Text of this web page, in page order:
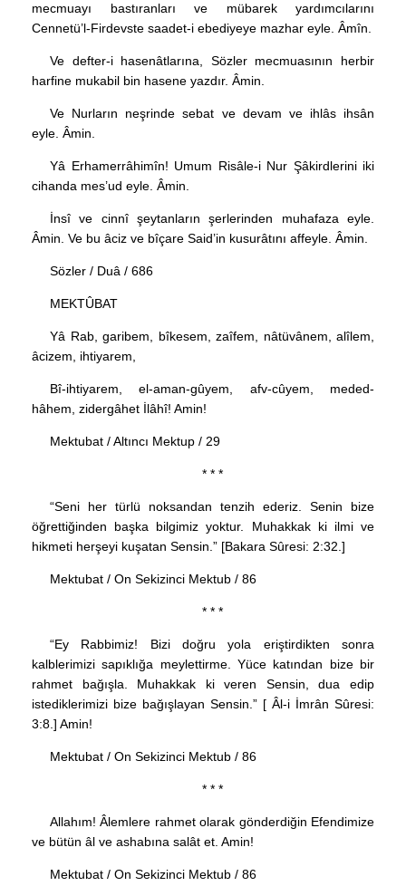
mecmuayı bastıranları ve mübarek yardımcılarını
Cennetü’l-Firdevste saadet-i ebediyeye mazhar eyle. Âmîn.
Ve defter-i hasenâtlarına, Sözler mecmuasının herbir
harfine mukabil bin hasene yazdır. Âmin.
Ve Nurların neşrinde sebat ve devam ve ihlâs ihsân
eyle. Âmin.
Yâ Erhamerrâhimîn! Umum Risâle-i Nur Şâkirdlerini iki
cihanda mes’ud eyle. Âmin.
İnsî ve cinnî şeytanların şerlerinden muhafaza eyle.
Âmin. Ve bu âciz ve bîçare Said’in kusurâtını affeyle. Âmin.
Sözler / Duâ / 686
MEKTÛBAT
Yâ Rab, garibem, bîkesem, zaîfem, nâtüvânem, alîlem,
âcizem, ihtiyarem,
Bî-ihtiyarem, el-aman-gûyem, afv-cûyem, meded-
hâhem, zidergâhet İlâhî! Amin!
Mektubat / Altıncı Mektup / 29
* * *
“Seni her türlü noksandan tenzih ederiz. Senin bize
öğrettiğinden başka bilgimiz yoktur. Muhakkak ki ilmi ve
hikmeti herşeyi kuşatan Sensin.” [Bakara Sûresi: 2:32.]
Mektubat / On Sekizinci Mektub / 86
* * *
“Ey Rabbimiz! Bizi doğru yola eriştirdikten sonra
kalblerimizi sapıklığa meylettirme. Yüce katından bize bir
rahmet bağışla. Muhakkak ki veren Sensin, dua edip
istediklerimizi bize bağışlayan Sensin.” [ Âl-i İmrân Sûresi:
3:8.] Amin!
Mektubat / On Sekizinci Mektub / 86
* * *
Allahım! Âlemlere rahmet olarak gönderdiğin Efendimize
ve bütün âl ve ashabına salât et. Amin!
Mektubat / On Sekizinci Mektub / 86